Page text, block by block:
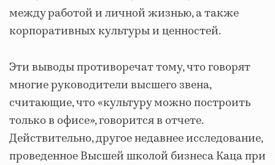
между работой и личной жизнью, а также
корпоративных культуры и ценностей.
Эти выводы противоречат тому, что говорят
многие руководители высшего звена,
считающие, что «культуру можно построить
только в офисе», говорится в отчете.
Действительно, другое недавнее исследование,
проведенное Высшей школой бизнеса Каца при